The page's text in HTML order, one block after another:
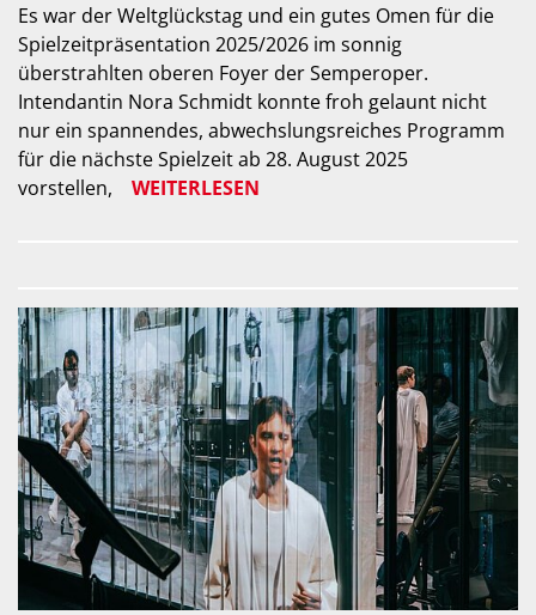
Es war der Weltglückstag und ein gutes Omen für die
Spielzeitpräsentation 2025/2026 im sonnig
überstrahlten oberen Foyer der Semperoper.
Intendantin Nora Schmidt konnte froh gelaunt nicht
nur ein spannendes, abwechslungsreiches Programm
für die nächste Spielzeit ab 28. August 2025
vorstellen,
WEITERLESEN